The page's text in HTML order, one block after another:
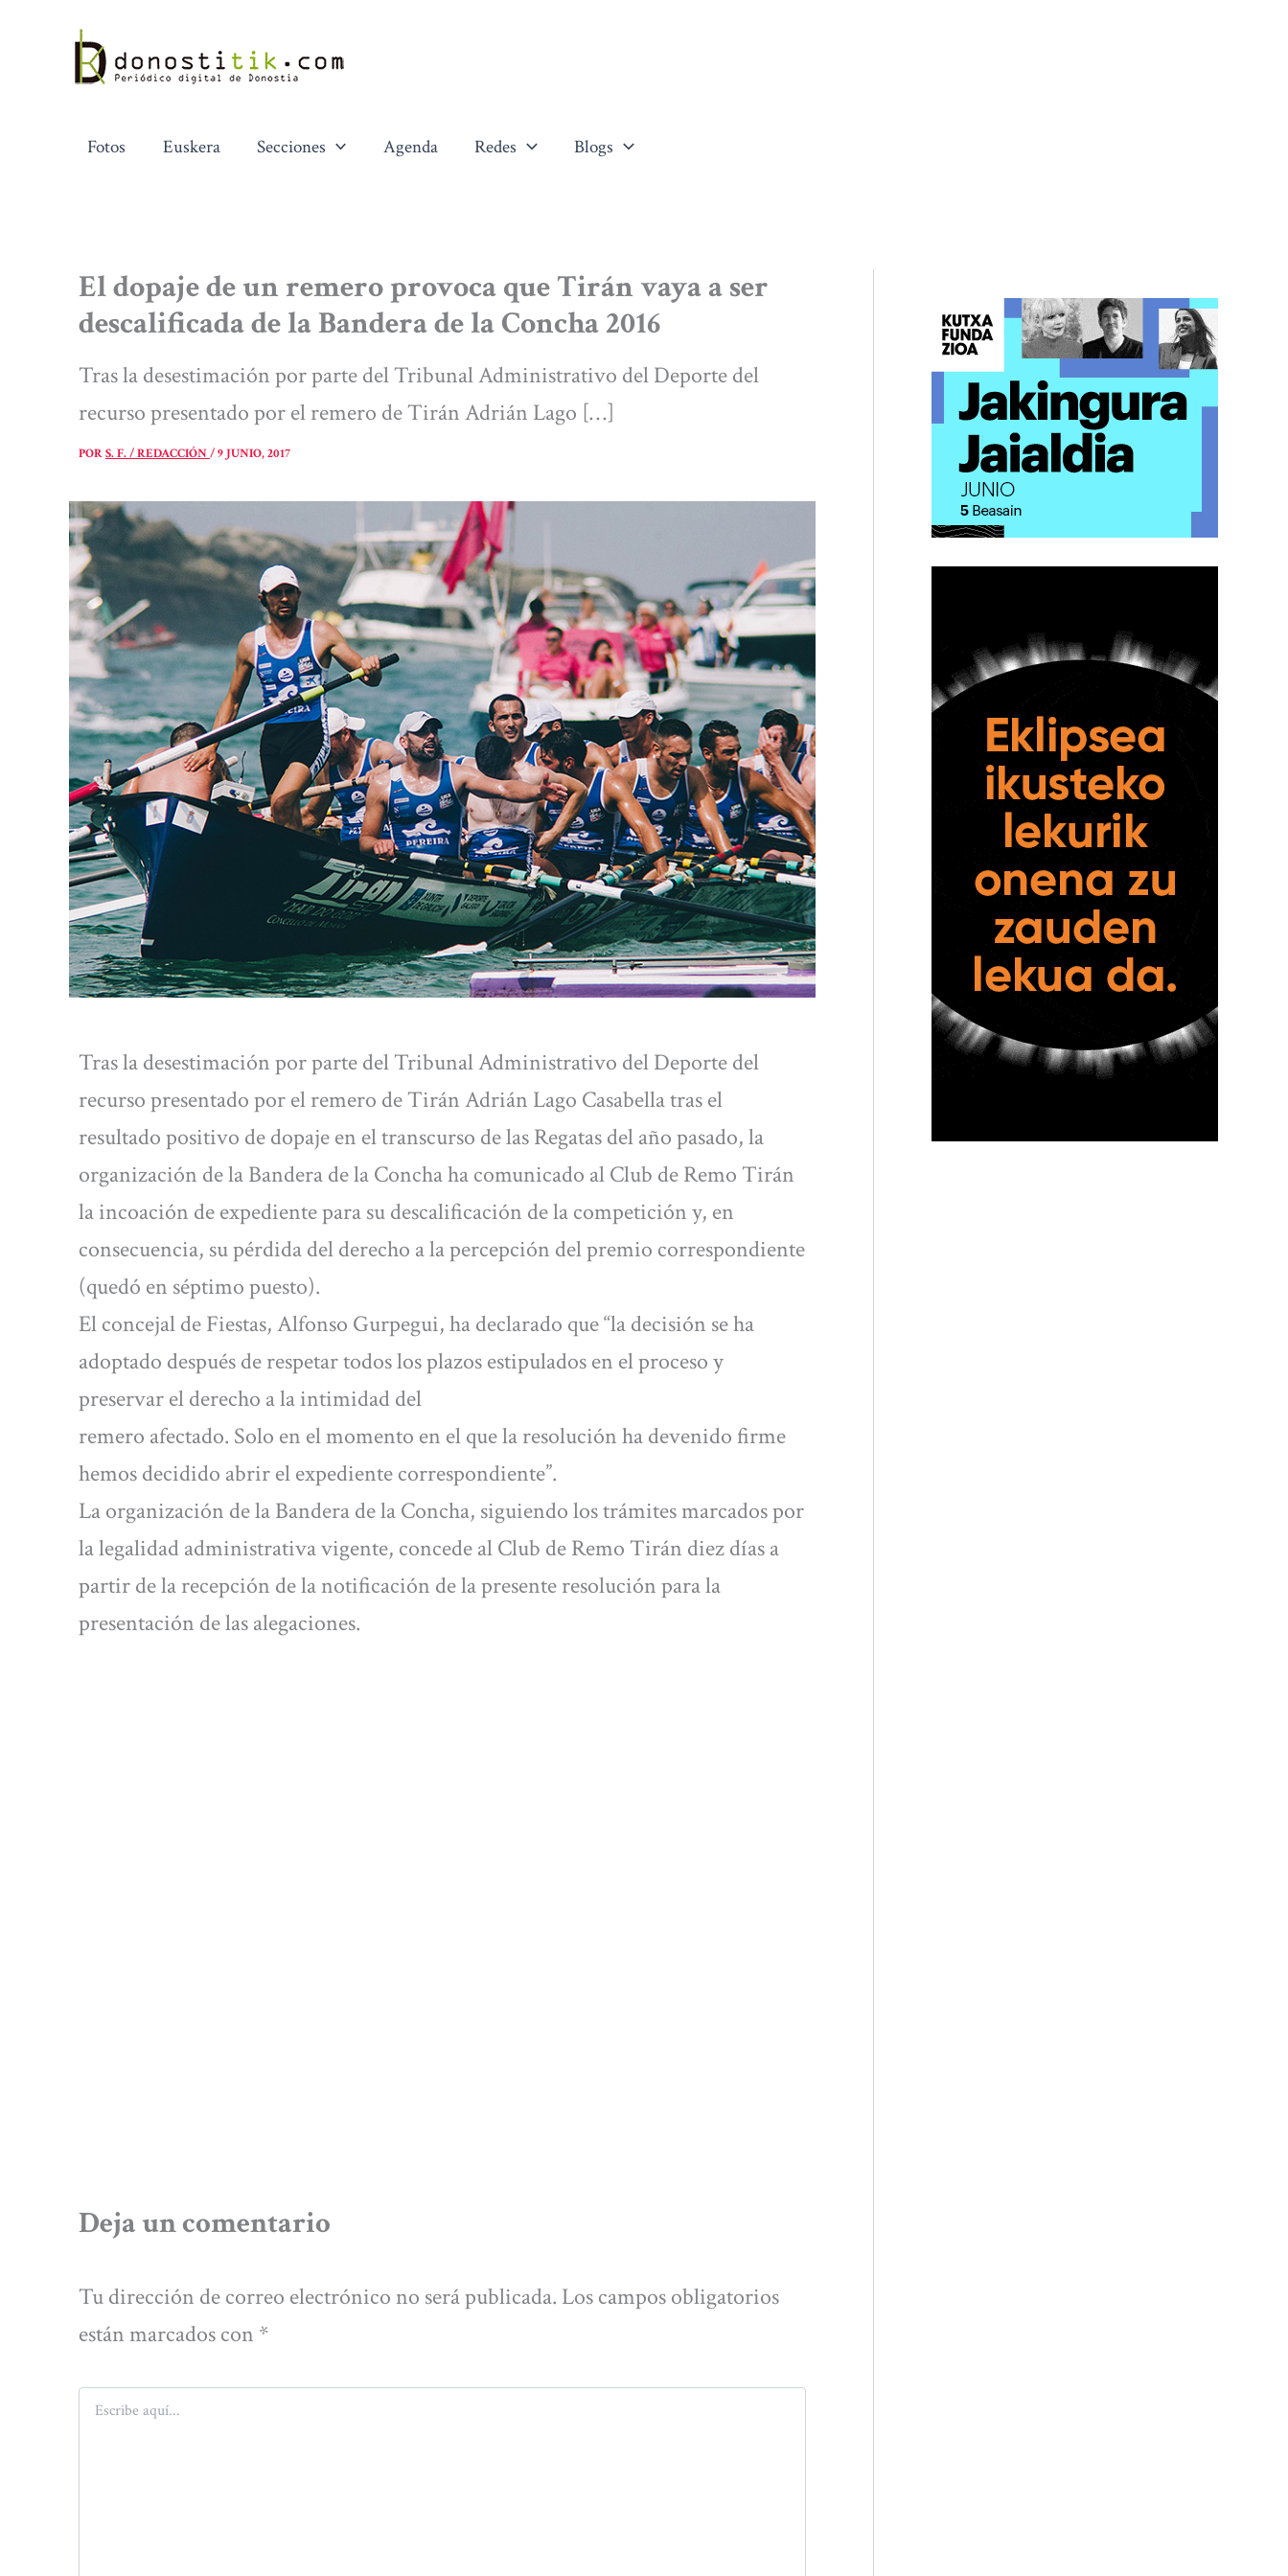
contenido
Fotos Euskera Secciones Agenda Redes Blogs
El dopaje de un remero provoca que Tirán vaya a ser
descalificada de la Bandera de la Concha 2016
Tras la desestimación por parte del Tribunal Administrativo del Deporte del
recurso presentado por el remero de Tirán Adrián Lago […]
PORS. F. / REDACCIÓN/9 JUNIO, 2017
Tras la desestimación por parte del Tribunal Administrativo del Deporte del
recurso presentado por el remero de Tirán Adrián Lago Casabella tras el
resultado positivo de dopaje en el transcurso de las Regatas del año pasado, la
organización de la Bandera de la Concha ha comunicado al Club de Remo Tirán
la incoación de expediente para su descalificación de la competición y, en
consecuencia, su pérdida del derecho a la percepción del premio correspondiente
(quedó en séptimo puesto).
El concejal de Fiestas, Alfonso Gurpegui, ha declarado que “la decisión se ha
adoptado después de respetar todos los plazos estipulados en el proceso y
preservar el derecho a la intimidad del
remero afectado. Solo en el momento en el que la resolución ha devenido firme
hemos decidido abrir el expediente correspondiente”.
La organización de la Bandera de la Concha, siguiendo los trámites marcados por
la legalidad administrativa vigente, concede al Club de Remo Tirán diez días a
partir de la recepción de la notificación de la presente resolución para la
presentación de las alegaciones.
Deja un comentario
Tu dirección de correo electrónico no será publicada. Los campos obligatorios
están marcados con *
aquí...